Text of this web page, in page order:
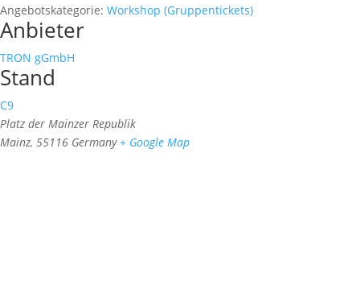
Angebotskategorie: Workshop (Gruppentickets)
Anbieter
TRON gGmbH
Stand
C9
Platz der Mainzer Republik
Mainz, 55116 Germany + Google Map